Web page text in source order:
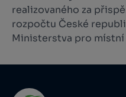
realizovaného za
rozpočtu České
Ministerstva pro místní